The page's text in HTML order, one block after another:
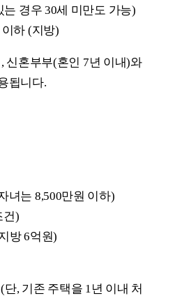
경우 30세 미만도 가능)
하 (지방)
신혼부부(혼인 7년 이내)와
됩니다.
녀는 8,500만원 이하)
건)
방 6억원)
, 기존 주택을 1년 이내 처